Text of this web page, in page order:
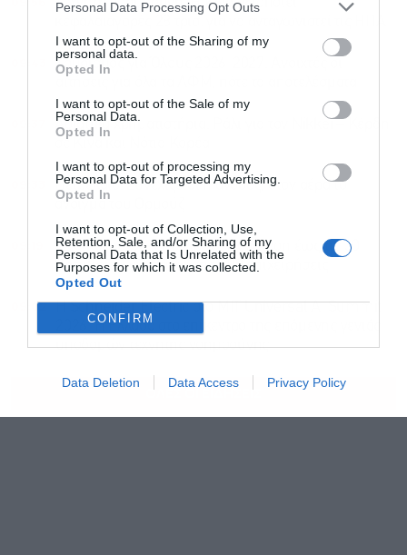
Personal Data Processing Opt Outs
I want to opt-out of the Sharing of my
personal data.
Opted In
I want to opt-out of the Sale of my
Personal Data.
Opted In
I want to opt-out of processing my
Personal Data for Targeted Advertising.
Opted In
I want to opt-out of Collection, Use,
Retention, Sale, and/or Sharing of my
Personal Data that Is Unrelated with the
Purposes for which it was collected.
Opted Out
CONFIRM
Data Deletion Data Access Privacy Policy
Τουρισμός για Όλους 2026-2027: Ανοιχτές οι
Ασιατικά χρηματιστήρια: Ράλι για τον Nikkei – Κέρδη
σε Κίνα και Νότια Κορέα
Πετρέλαιο: Συνεχίζεται η άνοδος, στον αέρα το
άνοιγμα του Ορμούζ
“Εξοικονομώ – Επιχειρώ”: Παράταση έως τις 30
Νοεμβρίου για πάνω από 400 επιχειρήσεις
09:02 Η Schneider Electric στο MIT Universal AI Summit
2026: Η Ελλάδα στο επίκεντρο της επόμενης γενιάς
υποδομών τεχνητής νοημοσύνης
ΟΛΕΣ ΟΙ ΕΙΔΗΣΕΙΣ